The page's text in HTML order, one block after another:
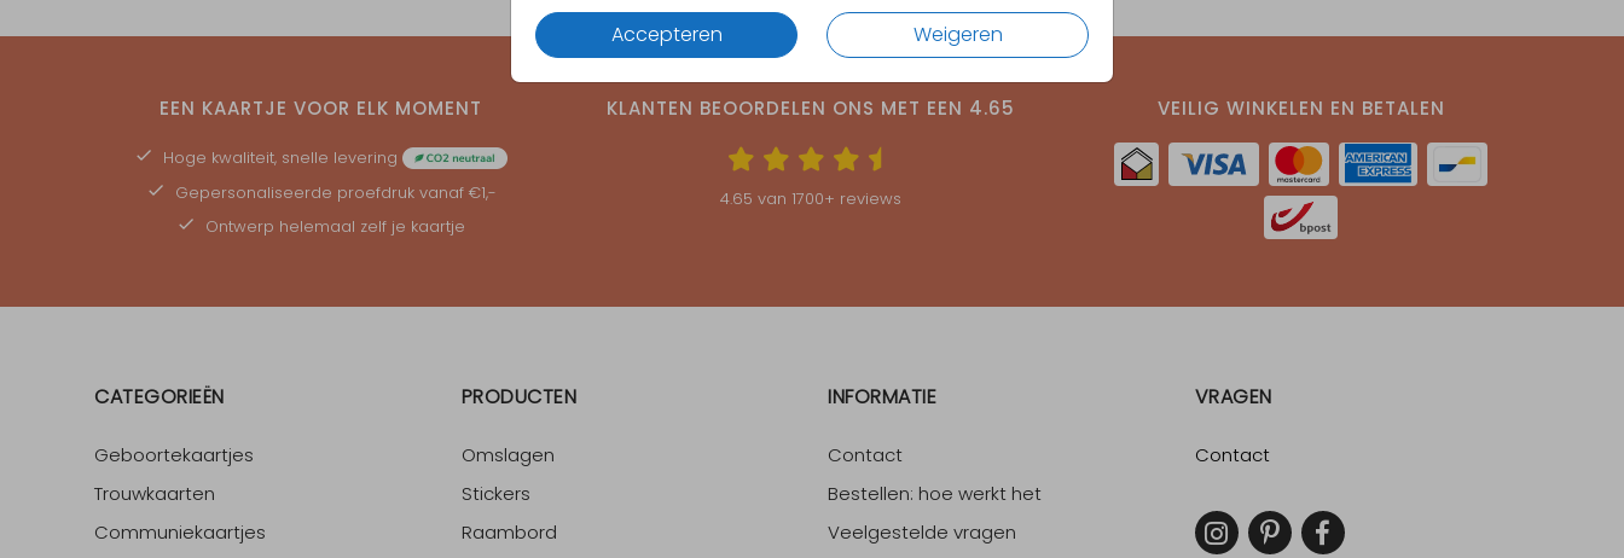
Accepteren Weigeren
EEN KAARTJE VOOR ELK MOMENT
Hoge kwaliteit, snelle levering
Gepersonaliseerde proefdrukvanaf €1,-
Ontwerp helemaal zelf je kaartje
KLANTEN BEOORDELEN ONS MET EEN 4.65
4.65 van 1700+ reviews
VEILIG WINKELEN EN BETALEN
CATEGORIEËN
Geboortekaartjes
Trouwkaarten
Communiekaartjes
PRODUCTEN
Omslagen
Stickers
Raambord
INFORMATIE
Contact
Bestellen: hoe werkt het
Veelgestelde vragen
VRAGEN
Contact